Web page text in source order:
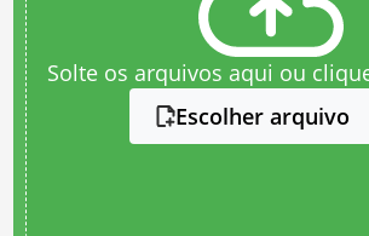
Solte os arquivos aqui ou
Escolher arquivo